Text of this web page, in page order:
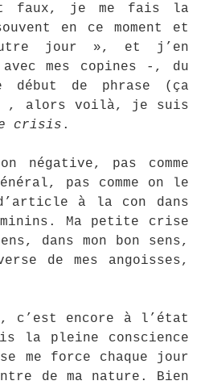
faux, je me fais la
en ce moment et
jour », et j’en
mes copines -, du
début de phrase (ça
– , alors voilà, je suis
crisis .
négative, pas comme
pas comme on le
à la con dans
Ma petite crise
dans mon bon sens,
de mes angoisses,
c’est encore à l’état
la pleine conscience
me force chaque jour
de ma nature. Bien